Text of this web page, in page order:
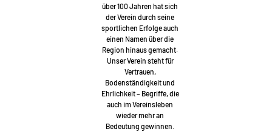
über 100 Jahren hat sich
der Verein durch seine
sportlichen Erfolge auch
einen Namen über die
Region hinaus gemacht.
Unser Verein steht für
Vertrauen,
Bodenständigkeit und
Ehrlichkeit – Begriffe, die
auch im Vereinsleben
wieder mehr an
Bedeutung gewinnen.